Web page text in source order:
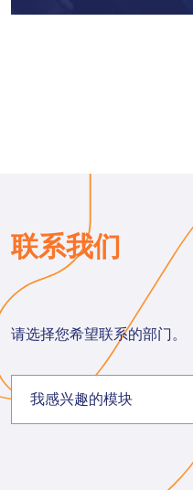
联系我们
请选择您希望联系的部门。
我感兴趣的模块